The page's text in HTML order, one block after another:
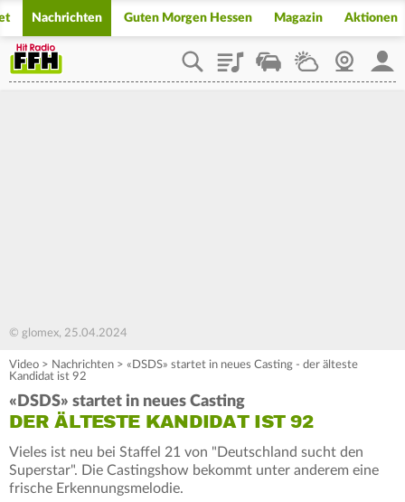
Nachrichten Guten Morgen Hessen Magazin Aktionen
PlaylistStaupilotWetterWebcam
© glomex, 25.04.2024
Video > Nachrichten > «DSDS» startet in neues Casting - der älteste
Kandidat ist 92
«DSDS» startet in neues Casting
DER ÄLTESTE KANDIDAT IST 92
Vieles ist neu bei Staffel 21 von "Deutschland sucht den
Superstar". Die Castingshow bekommt unter anderem eine
frische Erkennungsmelodie.